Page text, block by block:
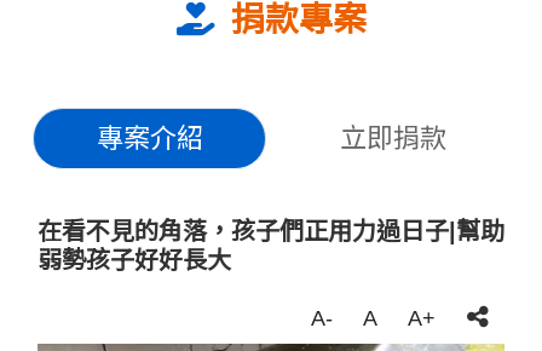
捐款專案
專案介紹 立即捐款
在看不見的角落，孩子們正用力過日子|幫助
弱勢孩子好好長大
A- A A+